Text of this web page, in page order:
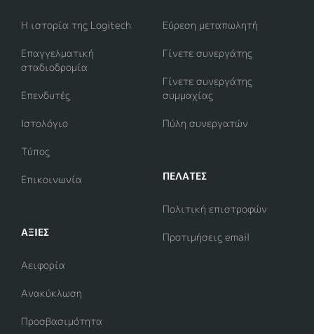
Η ιστορία της Logitech
Επαγγελματική
σταδιοδρομία
Επενδυτές
Ιστολόγιο
Τύπος
Επικοινωνία
ΑΞΊΕΣ
Αειφορία
Ανακύκλωση
Προσβασιμότητα
Εύρεση μεταπωλητή
Γίνετε συνεργάτης
Γίνετε συνεργάτης
συμμαχίας
Πύλη συνεργατών
ΠΕΛΑΤΕΣ
Πολιτική επιστροφών
Προτιμήσεις email